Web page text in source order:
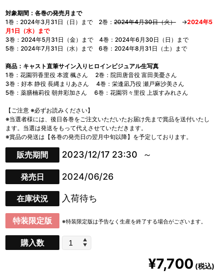
対象期間：各巻の発売月まで
1巻：2024年3月31日（日）まで 2巻：2024年4月30日（火）→2024年5
月1日（水）まで
3巻：2024年5月31日（金）まで 4巻：2024年6月30日（日）まで
5巻：2024年7月31日（水）まで 6巻：2024年8月31日（土）まで
商品：キャスト直筆サイン入りヒロインビジュアル生写真
1巻：花園羽香里役 本渡 楓さん 2巻：院田唐音役 富田美憂さん
3巻：好本 静役 長縄まりあさん 4巻：栄逢凪乃役 瀬戸麻沙美さん
5巻：薬膳楠莉役 朝井彩加さん 6巻：花園羽々里役 上坂すみれさん
【ご注意 ※必ずお読みください】
※当選者様には、後日各巻をご注文いただいたお届け先まで賞品を送付いたし
ます。当選は発送をもって代えさせていただきます。
※賞品の発送は【各巻の発売日の翌月中旬以降】を予定しております。
販売期間 2023/12/17 23:30
発売日 2024/06/26
在庫状況 入荷待ち
特装限定版 ※特装限定版は予告なく生産を終了する場合がございます。
購入数
¥7,700 (税込)